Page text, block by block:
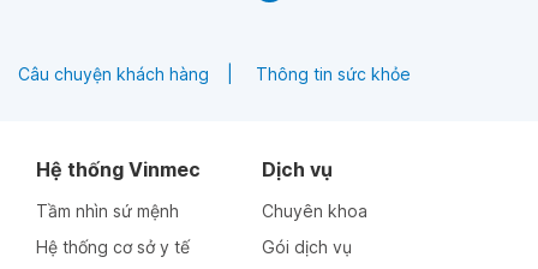
Câu chuyện khách hàng Thông tin sức khỏe
Hệ thống Vinmec
Tầm nhìn sứ mệnh
Hệ thống cơ sở y tế
Dịch vụ
Chuyên khoa
Gói dịch vụ